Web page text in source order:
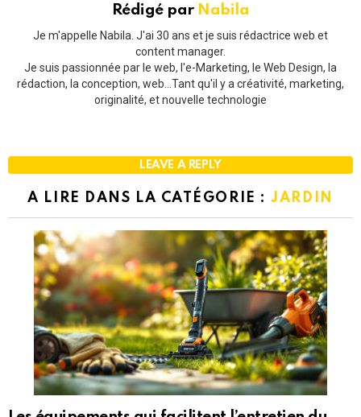
Rédigé par Nabila
Je m'appelle Nabila. J'ai 30 ans et je suis rédactrice web et
content manager.
Je suis passionnée par le web, l'e-Marketing, le Web Design, la
rédaction, la conception, web...Tant qu'il y a créativité, marketing,
originalité, et nouvelle technologie
LEAVE A REPLY
A LIRE DANS LA CATÉGORIE :JARDIN